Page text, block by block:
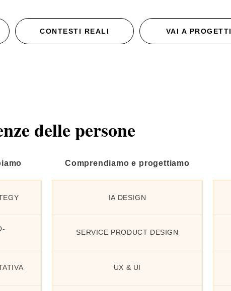
CONTESTI REALI VAI A PROGETTI
delle persone
Comprendiamo e progettiamo
IA DESIGN
SERVICE PRODUCT DESIGN
UX & UI